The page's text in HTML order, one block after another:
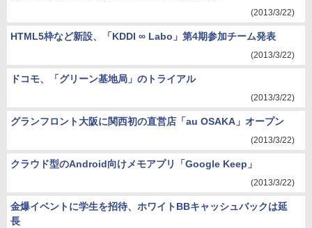
(2013/3/22)
HTML5枠など新設、「KDDI ∞ Labo」第4期参加チーム発表
(2013/3/22)
ドコモ、「グリーン基地局」のトライアル
(2013/3/22)
グランフロント大阪に関西初の直営店「au OSAKA」オープン
(2013/3/22)
クラウド型のAndroid向けメモアプリ「Google Keep」
(2013/3/22)
金爆イベントに学生を招待、ホワイトBBキャッシュバックは延
長